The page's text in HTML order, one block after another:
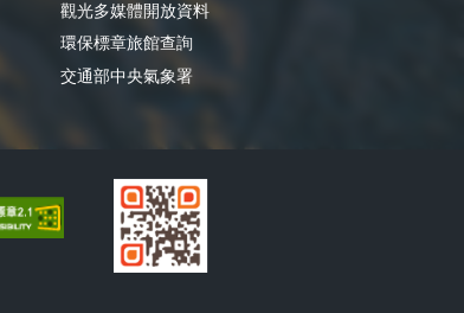
觀光多媒體開放資料
環保標章旅館查詢
交通部中央氣象署